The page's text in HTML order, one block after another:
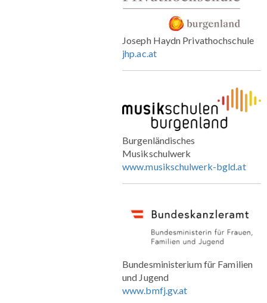
Joseph Haydn Privathochschule
jhp.ac.at
Burgenländisches
Musikschulwerk
www.musikschulwerk-bgld.at
Bundesministerium für Familien
und Jugend
www.bmfj.gv.at